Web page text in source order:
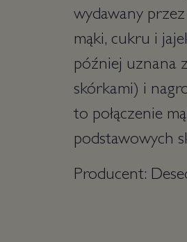
wydawany
mąki, cukru i
później uznana
skórkami) i
to połączenie
podstawowych
Producent: